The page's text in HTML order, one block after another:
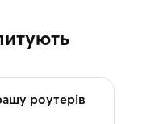
роутерів